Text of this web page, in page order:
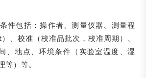
件包括：操作者、测量仪器、测量程
、校准（校准品批次，校准周期）、
、地点、环境条件（实验室温度、湿
等）等。